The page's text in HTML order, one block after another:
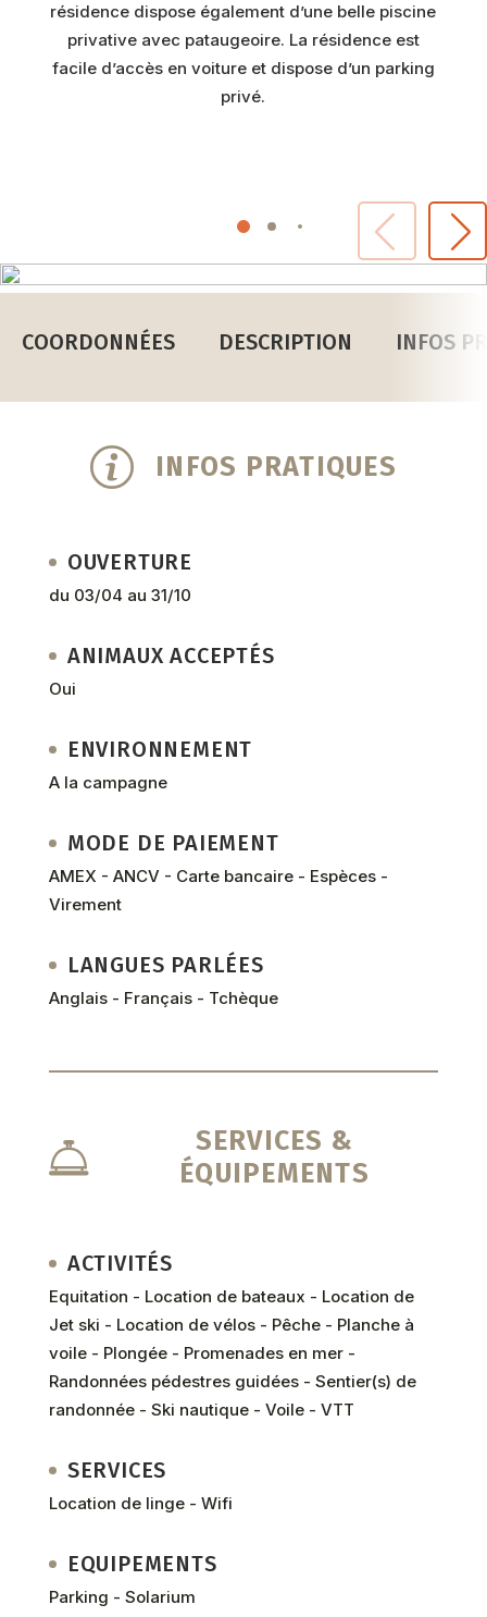
résidence dispose également d’une belle piscine
privative avec pataugeoire. La résidence est
facile d’accès en voiture et dispose d’un parking
privé.
COORDONNÉES DESCRIPTION INFOS
INFOS PRATIQUES
OUVERTURE
du 03/04 au 31/10
ANIMAUX ACCEPTÉS
Oui
ENVIRONNEMENT
A la campagne
MODE DE PAIEMENT
AMEX - ANCV - Carte bancaire - Espèces -
Virement
LANGUES PARLÉES
Anglais - Français - Tchèque
SERVICES &
ÉQUIPEMENTS
ACTIVITÉS
Equitation - Location de bateaux - Location de
Jet ski - Location de vélos - Pêche - Planche à
voile - Plongée - Promenades en mer -
Randonnées pédestres guidées - Sentier(s) de
randonnée - Ski nautique - Voile - VTT
SERVICES
Location de linge - Wifi
EQUIPEMENTS
Parking - Solarium